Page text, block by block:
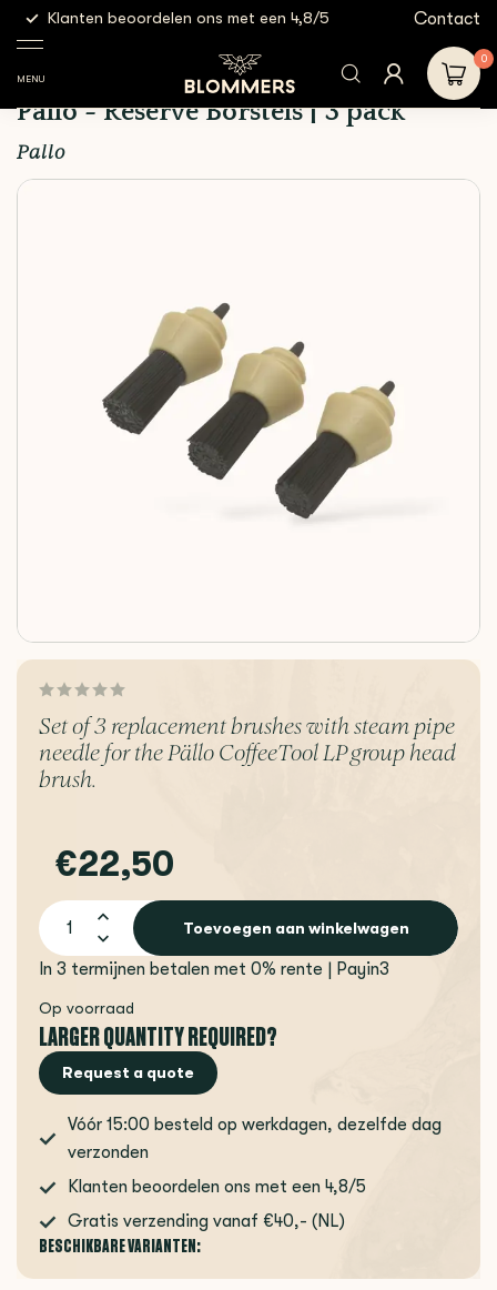
Klanten beoordelen ons met een 4,8/5 Gratis
Contact
MENU
0
Pallo - Reserve
Borstels | 3
pack
Pallo - Reserve Borstels | 3 pack
Pallo
Set of 3 replacement brushes with steam pipe
needle for the Pällo CoffeeTool LP group head
brush.
€22,50
Toevoegen aan winkelwagen
In 3 termijnen betalen met 0% rente | Payin3
Op voorraad
LARGER QUANTITY REQUIRED?
Request a quote
Vóór 15:00 besteld op werkdagen, dezelfde dag
verzonden
Klanten beoordelen ons met een 4,8/5
Gratis verzending vanaf €40,- (NL)
BESCHIKBARE VARIANTEN: